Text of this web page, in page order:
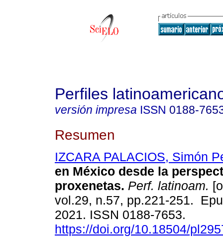
Perfiles
versión impresa ISSN 0188-
Resumen
IZCARA PALACIOS, Simón
en México desde la
proxenetas. Perf. latinoam.
vol.29, n.57, pp.221-251.
2021. ISSN 0188-7653.
https://doi.org/10.18504/